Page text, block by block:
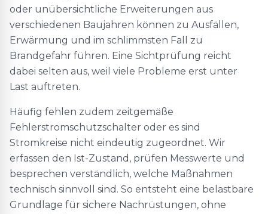
oder unübersichtliche Erweiterungen aus
verschiedenen Baujahren können zu Ausfällen,
Erwärmung und im schlimmsten Fall zu
Brandgefahr führen. Eine Sichtprüfung reicht
dabei selten aus, weil viele Probleme erst unter
Last auftreten.
Häufig fehlen zudem zeitgemäße
Fehlerstromschutzschalter oder es sind
Stromkreise nicht eindeutig zugeordnet. Wir
erfassen den Ist-Zustand, prüfen Messwerte und
besprechen verständlich, welche Maßnahmen
technisch sinnvoll sind. So entsteht eine belastbare
Grundlage für sichere Nachrüstungen, ohne